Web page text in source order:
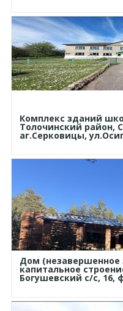
Комплекс зданий
Толочинский район,
аг.Серковицы,
Дом (незавершенное
капитальное
Богушевский с/с, 16,